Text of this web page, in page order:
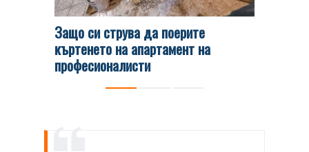
Защо си струва да поерите
къртенето на апартамент на
професионалисти